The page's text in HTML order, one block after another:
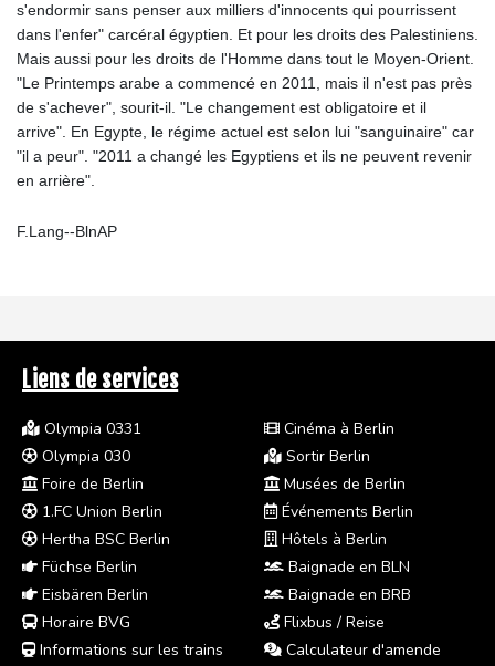
s'endormir sans penser aux milliers d'innocents qui pourrissent
dans l'enfer" carcéral égyptien. Et pour les droits des Palestiniens.
Mais aussi pour les droits de l'Homme dans tout le Moyen-Orient.
"Le Printemps arabe a commencé en 2011, mais il n'est pas près
de s'achever", sourit-il. "Le changement est obligatoire et il
arrive". En Egypte, le régime actuel est selon lui "sanguinaire" car
"il a peur". "2011 a changé les Egyptiens et ils ne peuvent revenir
en arrière".
F.Lang--BlnAP
Liens de services
Olympia 0331
Olympia 030
Foire de Berlin
1.FC Union Berlin
Hertha BSC Berlin
Füchse Berlin
Eisbären Berlin
Horaire BVG
Informations sur les trains
Cinéma à Berlin
Sortir Berlin
Musées de Berlin
Événements Berlin
Hôtels à Berlin
Baignade en BLN
Baignade en BRB
Flixbus / Reise
Calculateur d'amende